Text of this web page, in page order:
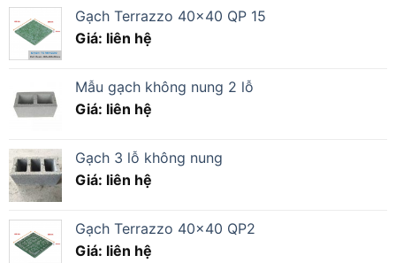
Gạch Terrazzo 40×40 QP 15
Giá: liên hệ
Mẫu gạch không nung 2 lỗ
Giá: liên hệ
Gạch 3 lỗ không nung
Giá: liên hệ
Gạch Terrazzo 40×40 QP2
Giá: liên hệ